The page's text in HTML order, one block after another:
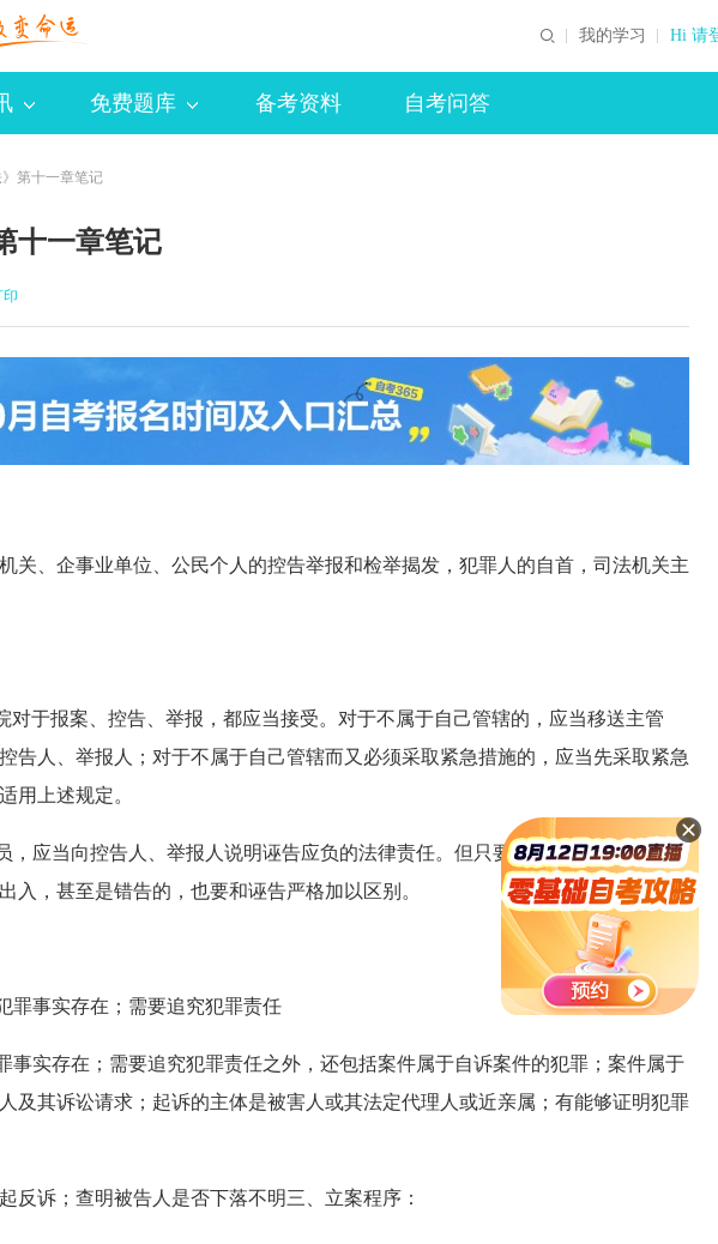
我的学习 Hi 请
免费题库 备考资料 自考问答
第十一章笔记
十一章笔记
印
关、企事业单位、公民个人的控告举报和检举揭发，犯罪人的自首，司法机关主
于报案、控告、举报，都应当接受。对于不属于自己管辖的，应当移送主管
人、举报人；对于不属于自己管辖而又必须采取紧急措施的，应当先采取紧急
用上述规定。
应当向控告人、举报人说明诬告应负的法律责任。但只要不是捏造事实，伪造
入，甚至是错告的，也要和诬告严格加以区别。
事实存在；需要追究犯罪责任
实存在；需要追究犯罪责任之外，还包括案件属于自诉案件的犯罪；案件属于
及其诉讼请求；起诉的主体是被害人或其法定代理人或近亲属；有能够证明犯罪
诉；查明被告人是否下落不明三、立案程序：